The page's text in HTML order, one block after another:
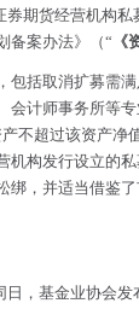
期货经营机构
备案办法》（“ 《
括取消扩募需
计师事务所等
超过该资产
构发行设立的
，并适当借鉴
，基金业协会